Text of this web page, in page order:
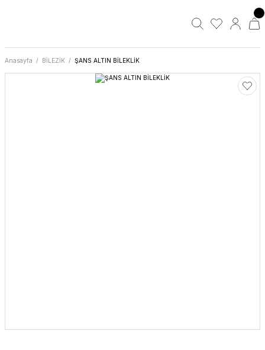
Anasayfa BİLEZİK ŞANS ALTIN BİLEKLİK